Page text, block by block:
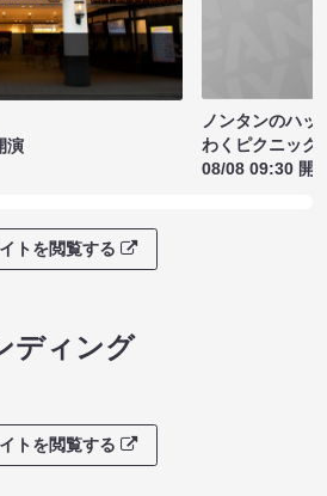
演
ノンタンのハッ
わくピクニック
08/08 09:30 開
トを閲覧する
ディング
トを閲覧する